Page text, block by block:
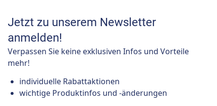
Jetzt zu unserem Newsletter
anmelden!
Verpassen Sie keine exklusiven Infos und Vorteile
mehr!
individuelle Rabattaktionen
wichtige Produktinfos und -änderungen